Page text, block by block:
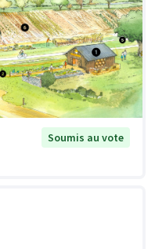
Soumis au vote